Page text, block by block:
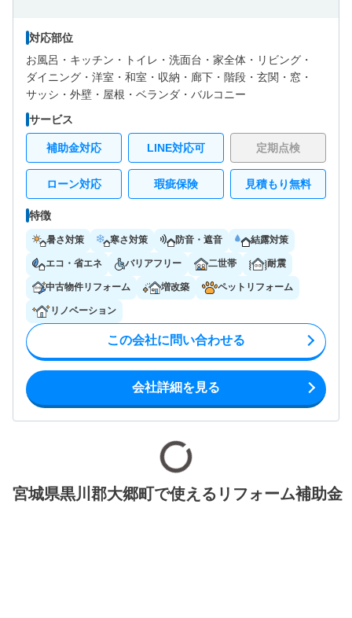
対応部位
お風呂・ キッチン・ トイレ・ 洗面台・ 家全体・ リビング・
ダイニング・ 洋室・ 和室・ 収納・ 廊下・ 階段・ 玄関・ 窓・
サッシ・ 外壁・ 屋根・ ベランダ・バルコニー
サービス
補助金対応 LINE対応可 定期点検
ローン対応 瑕疵保険 見積もり無料
特徴
暑さ対策 寒さ対策 防音・遮音 結露対策
エコ・省エネ バリアフリー 二世帯 耐震
中古物件リフォーム 増改築 ペットリフォーム
リノベーション
この会社に問い合わせる
会社詳細を見る
宮城県黒川郡大郷町で使えるリフォーム補助金